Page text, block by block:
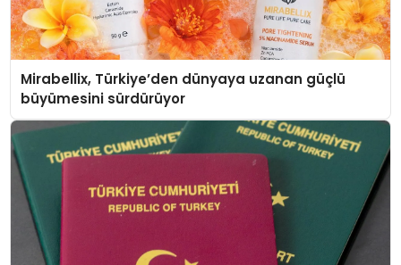
Mirabellix, Türkiye’den dünyaya uzanan güçlü
büyümesini sürdürüyor